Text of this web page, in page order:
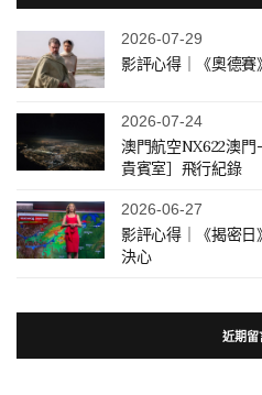
2026-07-29
影評心得｜《奧德
2026-07-24
澳門航空NX622澳門
貴賓室］飛行紀錄
2026-06-27
影評心得｜《揭密
決心
近期留